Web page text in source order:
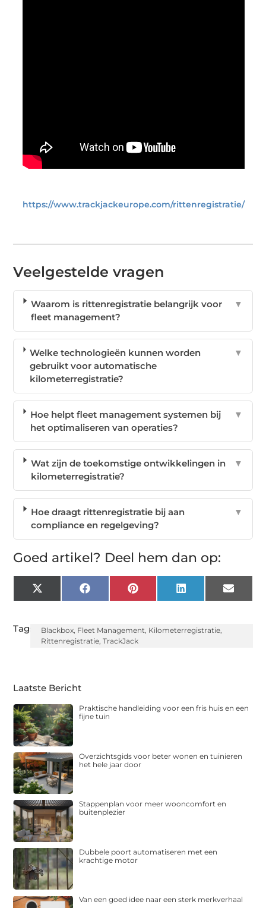
https://www.trackjackeurope.com/rittenregistratie/
Veelgestelde vragen
Waarom is rittenregistratie belangrijk voor
fleet management?
▼
Welke technologieën kunnen worden
gebruikt voor automatische
kilometerregistratie?
▼
Hoe helpt fleet management systemen bij
het optimaliseren van operaties?
▼
Wat zijn de toekomstige ontwikkelingen in
kilometerregistratie?
▼
Hoe draagt rittenregistratie bij aan
compliance en regelgeving?
▼
Goed artikel? Deel hem dan op:
X
(Twitter)
FacebookPinterest LinkedIn Email
Tags: Blackbox, Fleet Management, Kilometerregistratie,
Rittenregistratie,TrackJack
Laatste Bericht
Praktische handleiding voor een fris huis en een
fijne tuin
Overzichtsgids voor beter wonen en tuinieren
het hele jaar door
Stappenplan voor meer wooncomfort en
buitenplezier
Dubbele poort automatiseren met een
krachtige motor
Van een goed idee naar een sterk merkverhaal